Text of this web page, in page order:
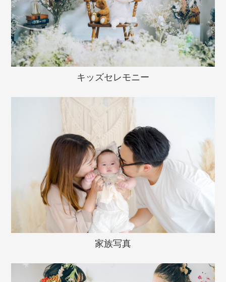
キッズセレモニー
家族写真